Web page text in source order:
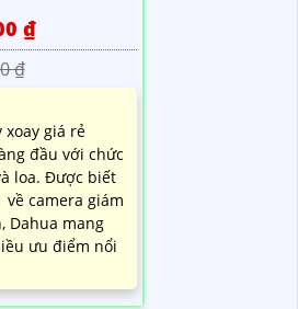
₫
₫
xoay giá rẻ
đầu với chức
loa. Được biết
camera giám
Dahua mang
ưu điểm nổi